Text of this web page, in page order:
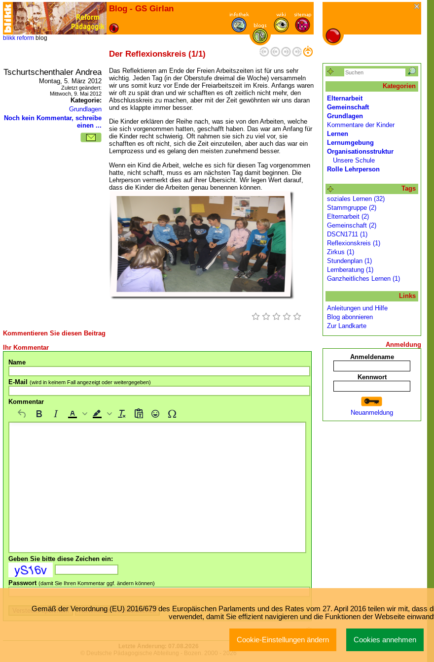
Blog - GS Girlan
blikk reform blog
Der Reflexionskreis (1/1)
Tschurtschenthaler Andrea
Montag, 5. März 2012
Zuletzt geändert:
Mittwoch, 9. Mai 2012
Kategorie:
Grundlagen
Noch kein Kommentar, schreibe
einen ...
Das Reflektieren am Ende der Freien Arbeitszeiten ist für uns sehr
wichtig. Jeden Tag (in der Oberstufe dreimal die Woche) versammeln
wir uns somit kurz vor Ende der Freiarbeitszeit im Kreis. Anfangs waren
wir oft zu spät dran und wir schafften es oft zeitlich nicht mehr, den
Abschlusskreis zu machen, aber mit der Zeit gewöhnten wir uns daran
und es klappte immer besser.
Die Kinder erklären der Reihe nach, was sie von den Arbeiten, welche
sie sich vorgenommen hatten, geschafft haben. Das war am Anfang für
die Kinder recht schwierig. Oft nahmen sie sich zu viel vor, sie
schafften es oft nicht, sich die Zeit einzuteilen, aber auch das war ein
Lernprozess und es gelang den meisten zunehmend besser.
Wenn ein Kind die Arbeit, welche es sich für diesen Tag vorgenommen
hatte, nicht schafft, muss es am nächsten Tag damit beginnen. Die
Lehrperson vermerkt dies auf ihrer Übersicht. Wir legen Wert darauf,
dass die Kinder die Arbeiten genau benennen können.
Kommentieren Sie diesen Beitrag
Ihr Kommentar
Name
E-Mail (wird in keinem Fall angezeigt oder weitergegeben)
Kommentar
Geben Sie bitte diese Zeichen ein:
Passwort (damit Sie Ihren Kommentar ggf. ändern können)
Letzte Änderung:
07.08.2026
© Deutsche Pädagogische Abteilung - Bozen. 2000 - 2026
Kategorien
Elternarbeit
Gemeinschaft
Grundlagen
Kommentare der Kinder
Lernen
Lernumgebung
Organisationsstruktur
Unsere Schule
Rolle Lehrperson
Tags
soziales Lernen (32)
Stammgruppe (2)
Elternarbeit (2)
Gemeinschaft (2)
DSCN1711 (1)
Reflexionskreis (1)
Zirkus (1)
Stundenplan (1)
Lernberatung (1)
Ganzheitliches Lernen (1)
Links
Anleitungen und Hilfe
Blog abonnieren
Zur Landkarte
Anmeldung
Anmeldename
Kennwort
Neuanmeldung
Gemäß der Verordnung (EU) 2016/679 des Europäischen Parlaments und des Rates vom 27. April 2016 teilen wir mit, dass
verwendet, damit Sie effizient navigieren und die Funktionen der Webseite
Cookie-Einstellungen ändern Cookies annehmen